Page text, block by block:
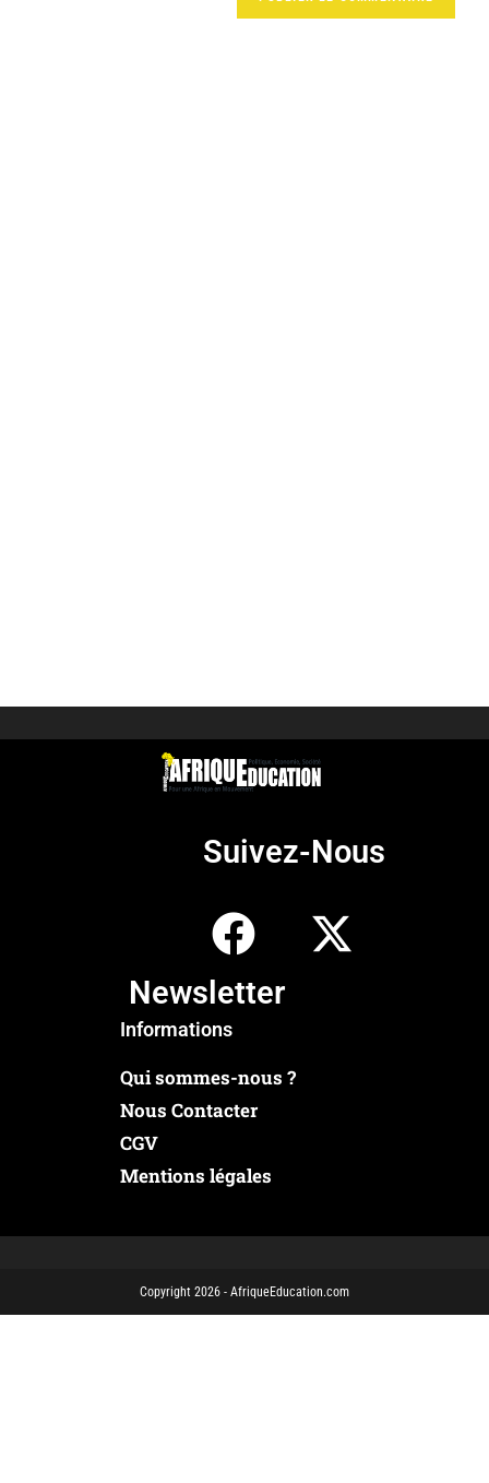
Suivez-Nous
Newsletter
Informations
Qui sommes-nous ?
Nous Contacter
CGV
Mentions légales
Copyright 2026 - AfriqueEducation.com